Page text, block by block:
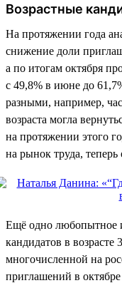
Возрастные
На протяжении года
снижение доли
а по итогам октября
с 49,8% в июне до
разными, например,
возраста могла
на протяжении этого
на рынок труда, теперь
Ещё одно любопытное
кандидатов в
многочисленной на
приглашений в